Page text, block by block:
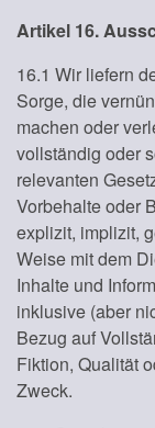
Artikel 16.
16.1 Wir liefern
Sorge, die
machen oder
vollständig oder
relevanten
Vorbehalte oder
explizit, implizit,
Weise mit dem
Inhalte und
inklusive (aber
Bezug auf
Fiktion, Qualität
Zweck.